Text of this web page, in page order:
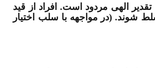
الهی مردود است. افراد از قید
شوند. (در مواجهه با سلب اختیار